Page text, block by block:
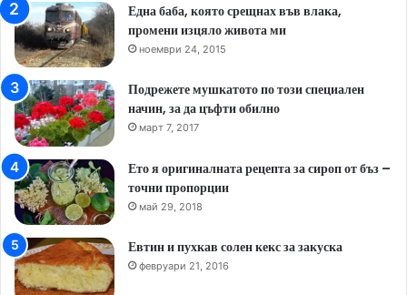
Една баба, която срещнах във влака,
промени изцяло живота ми
ноември 24, 2015
Подрежете мушкатото по този специален
начин, за да цъфти обилно
март 7, 2017
Ето я оригиналната рецепта за сироп от бъз –
точни пропорции
май 29, 2018
Евтин и пухкав солен кекс за закуска
февруари 21, 2016